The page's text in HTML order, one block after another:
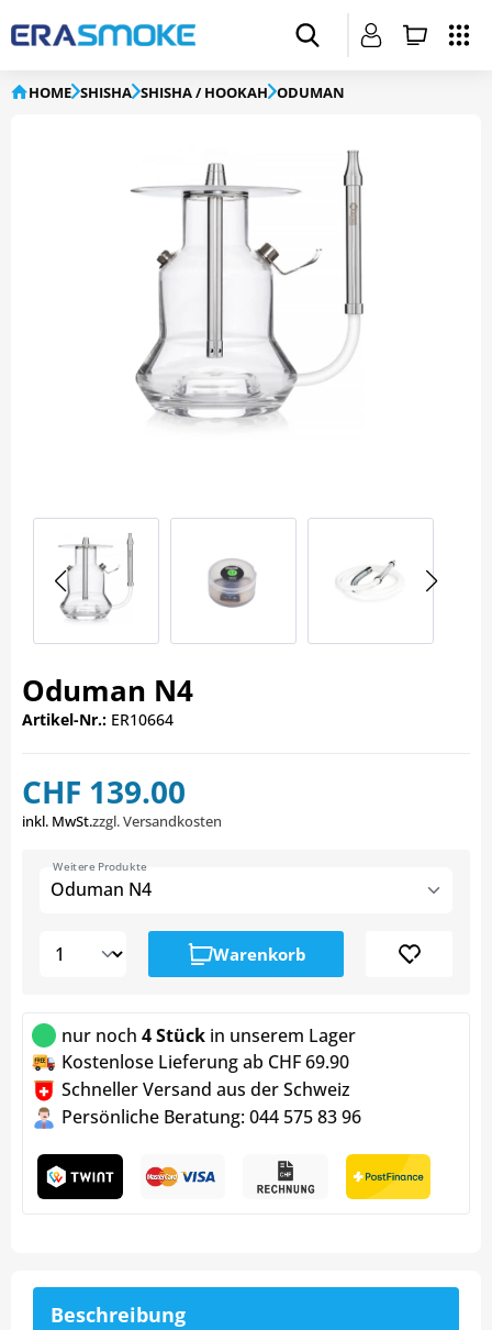
HOME SHISHA SHISHA / HOOKAH ODUMAN
Oduman N4
Artikel-Nr.: ER10664
CHF 139.00
inkl. MwSt.zzgl. Versandkosten
Oduman N4
Weitere Produkte
Warenkorb
nur noch 4 Stück in unserem Lager
Kostenlose Lieferung ab CHF 69.90
Schneller Versand aus der Schweiz
Persönliche Beratung: 044 575 83 96
Beschreibung